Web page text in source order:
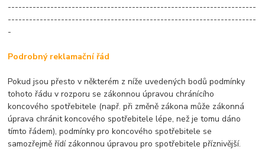
----------------------------------------------------------------------
----------------------------------------------------------------------
-
Podrobný reklamační řád
Pokud jsou přesto v některém z níže uvedených bodů podmínky
tohoto řádu v rozporu se zákonnou úpravou chránícího
koncového spotřebitele (např. při změně zákona může zákonná
úprava chránit koncového spotřebitele lépe, než je tomu dáno
tímto řádem), podmínky pro koncového spotřebitele se
samozřejmě řídí zákonnou úpravou pro spotřebitele příznivější.